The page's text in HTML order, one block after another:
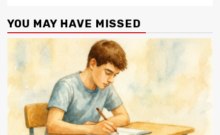
YOU MAY HAVE MISSED